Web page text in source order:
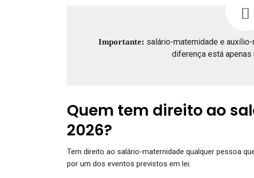
Importante: salário-maternidade e
diferença está apenas
Quem tem direito ao
2026?
Tem direito ao salário-maternidade qualquer pessoa
por um dos eventos previstos em lei.